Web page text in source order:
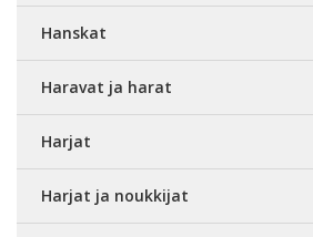
Hanskat
Haravat ja harat
Harjat
Harjat ja noukkijat